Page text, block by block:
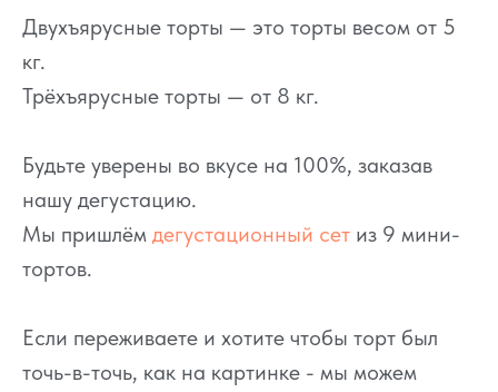
Двухъярусные торты — это торты весом от 5
кг.
Трёхъярусные торты — от 8 кг.
Будьте уверены во вкусе на 100%, заказав
нашу дегустацию.
Мы пришлём дегустационный сет из 9 мини-
тортов.
Если переживаете и хотите чтобы торт был
точь-в-точь, как на картинке - мы можем